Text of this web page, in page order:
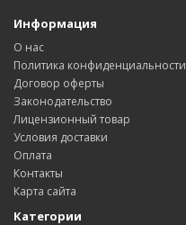
Информация
О нас
Политика конфиденциальности
Договор оферты
Законодательство
Лицензионный товар
Условия доставки
Оплата
Контакты
Карта сайта
Категории